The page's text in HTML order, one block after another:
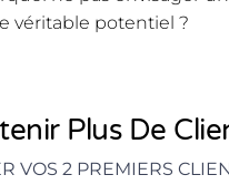
véritable potentiel ?
Plus De
VOS 2 PREMIERS